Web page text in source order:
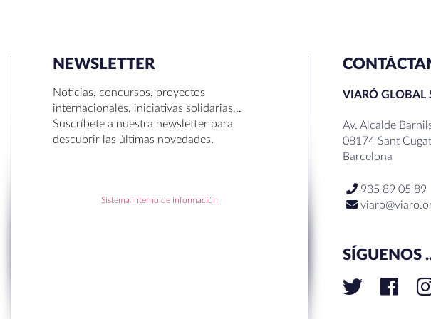
SEARCH
RECENT POSTS
en Sant Cugat
NEWSLETTER
Noticias, concursos, proyectos
internacionales, iniciativas solidarias…
Suscríbete a nuestra newsletter para
descubrir las últimas novedades.
Sistema interno de información
VIARÓ GLOBAL
Av. Alcalde
08174 Sant
Barcelona
935 89 05 89
SÍGUENOS